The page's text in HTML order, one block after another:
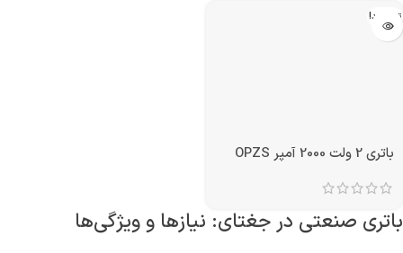
تمام شد!
باتری 2 ولت 2000 آمپر OPZS
باتری صنعتی در جغتای: نیازها و ویژگی‌ها